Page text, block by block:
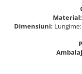
Material:
Dimensiuni: